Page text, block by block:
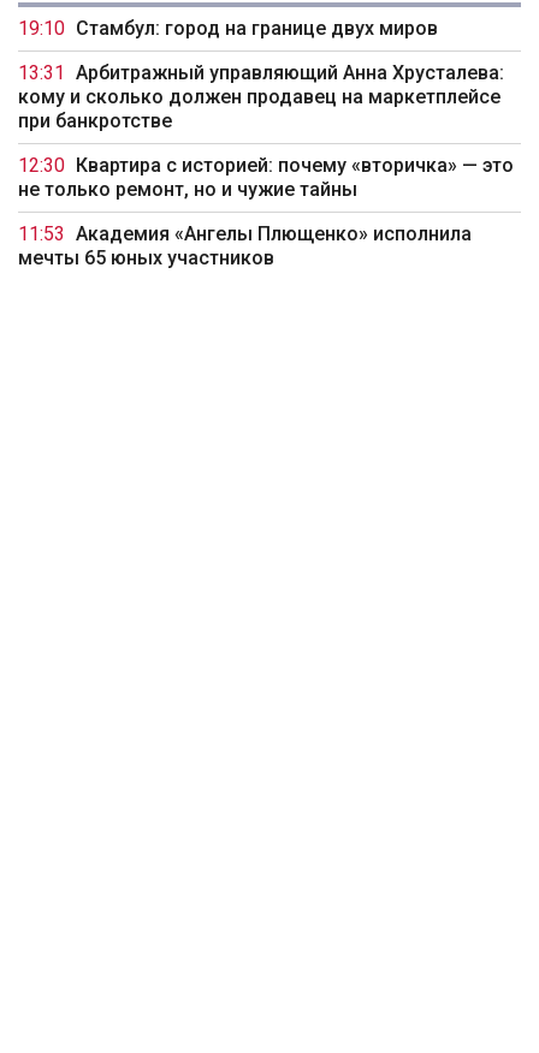
19:10 Стамбул: город на границе двух миров
13:31
Арбитражный управляющий Анна Хрусталева:
кому и сколько должен продавец на маркетплейсе
при банкротстве
12:30
Квартира с историей: почему «вторичка» — это
не только ремонт, но и чужие тайны
11:53 Академия «Ангелы Плющенко» исполнила
мечты 65 юных участников